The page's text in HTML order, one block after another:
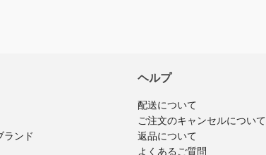
ランド
ヘルプ
配送について
ご注文のキャンセルについて
返品について
よくあるご質問